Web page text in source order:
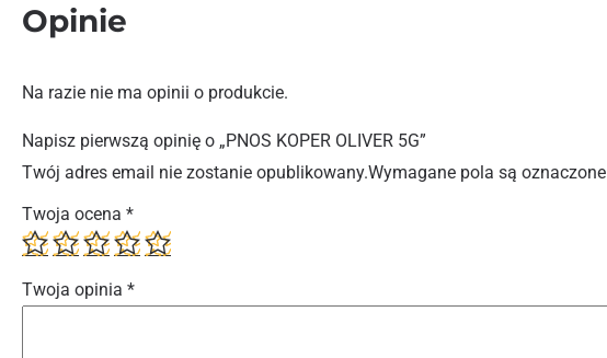
Opinie
Na razie nie ma opinii o produkcie.
Napisz pierwszą opinię o „PNOS KOPER OLIVER 5G”
Twój adres email nie zostanie opublikowany.Wymagane pola są oznaczone
Twoja ocena *
Twoja opinia *